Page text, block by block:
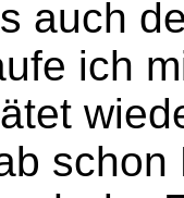
auch
ich